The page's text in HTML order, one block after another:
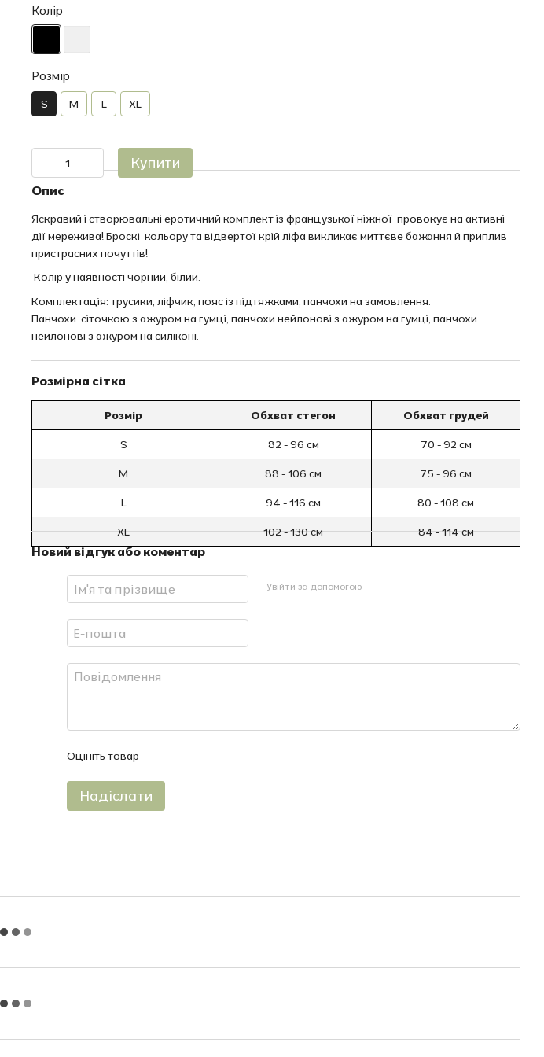
Колір
Розмір
S M L XL
Купити
Опис
Яскравий і створювальні еротичний комплект із французької ніжної провокує на активні
дії мережива! Броскі кольору та відвертої крій ліфа викликає миттєве бажання й приплив
пристрасних почуттів!
Колір у наявності чорний, білий.
Комплектація: трусики, ліфчик, пояс із підтяжками, панчохи на замовлення.
Панчохи сіточкою з ажуром на гумці, панчохи нейлонові з ажуром на гумці, панчохи
нейлонові з ажуром на силіконі.
Розмірна сітка
Розмір Обхват стегон Обхват грудей
S 82 - 96 см 70 - 92 см
M 88 - 106 см 75 - 96 см
L 94 - 116 см 80 - 108 см
XL 102 - 130 см 84 - 114 см
Новий відгук або коментар
Увійти за допомогою
Оцініть товар
Надіслати